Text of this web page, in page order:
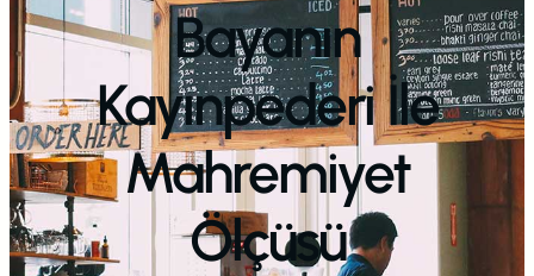
Bayanın
Kayınpederi İle
Mahremiyet
Ölçüsü